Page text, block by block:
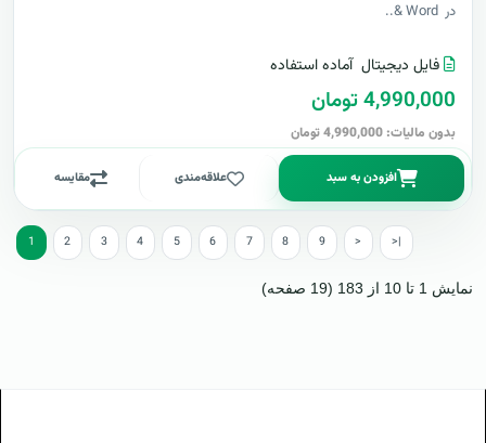
در Word &..
فایل دیجیتال آماده استفاده
4,990,000 تومان
بدون مالیات: 4,990,000 تومان
افزودن به سبد علاقه‌مندی مقایسه
1 2 3 4 5 6 7 8 9 > >|
نمایش 1 تا 10 از 183 (19 صفحه)